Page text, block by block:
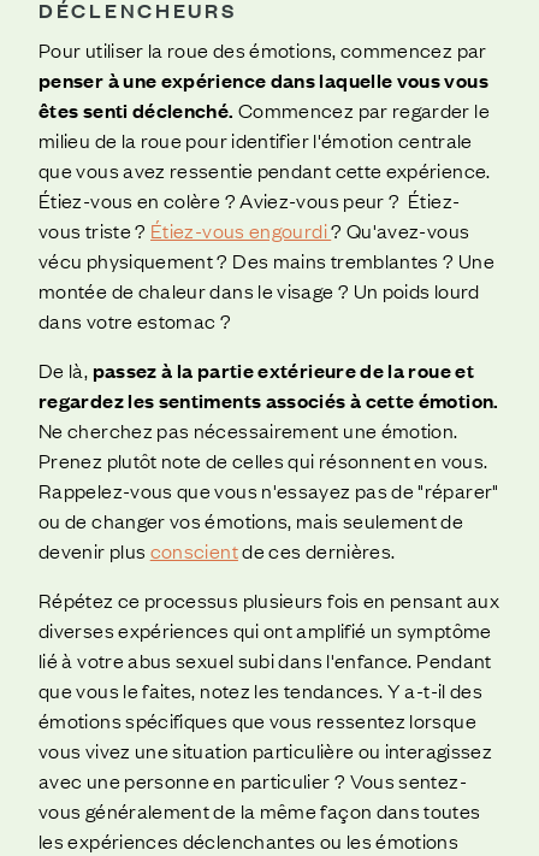
DÉCLENCHEURS
Pour utiliser la roue des émotions, commencez par
penser à une expérience dans laquelle vous vous
êtes senti déclenché. Commencez par regarder le
milieu de la roue pour identifier l'émotion centrale
que vous avez ressentie pendant cette expérience.
Étiez-vous en colère ? Aviez-vous peur ? Étiez-
vous triste ? Étiez-vous engourdi? Qu'avez-vous
vécu physiquement ? Des mains tremblantes ? Une
montée de chaleur dans le visage ? Un poids lourd
dans votre estomac ?
De là, passez à la partie extérieure de la roue et
regardez les sentiments associés à cette émotion.
Ne cherchez pas nécessairement une émotion.
Prenez plutôt note de celles qui résonnent en vous.
Rappelez-vous que vous n'essayez pas de "réparer"
ou de changer vos émotions, mais seulement de
devenir plus conscientde ces dernières.
Répétez ce processus plusieurs fois en pensant aux
diverses expériences qui ont amplifié un symptôme
lié à votre abus sexuel subi dans l'enfance. Pendant
que vous le faites, notez les tendances. Y a-t-il des
émotions spécifiques que vous ressentez lorsque
vous vivez une situation particulière ou interagissez
avec une personne en particulier ? Vous sentez-
vous généralement de la même façon dans toutes
les expériences déclenchantes ou les émotions